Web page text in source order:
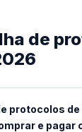
de
protocolos
e pagar